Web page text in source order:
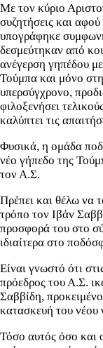
Με τον κύριο
συζητήσεις και
υπογράφηκε
δεσμεύτηκαν από
ανέγερση γηπέδου
Τούμπα και μόνο
υπερσύγχρονο,
φιλοξενήσει
καλύπτει τις
Φυσικά, η ομάδα
νέο γήπεδο της
τον Α.Σ.
Πρέπει και θέλω να
τρόπο τον Ιβάν
προσφορά του στο
ιδιαίτερα στο
Είναι γνωστό ότι
πρόεδρος του Α.Σ.
Σαββίδη,
κατασκευή του νέου
Τόσο αυτός όσο και